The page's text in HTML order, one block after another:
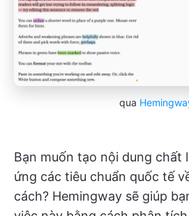
qua
Bạn muốn tạo nội dung chất
ứng các tiêu chuẩn quốc tế
cách? Hemingway sẽ giúp